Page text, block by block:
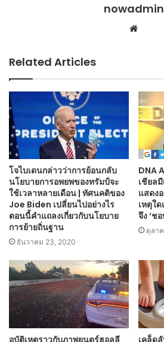
nowadmin
Related Articles
โจไบเดนกล่าวว่าการย้อนกลับ
นโยบายการอพยพของทรัมป์จะ
ใช้เวลาหลายเดือน | ทัศนคติของ
Joe Biden เปลี่ยนไปอย่างไร
ตอนนี้คำแถลงเกี่ยวกับนโยบาย
การย้ายถิ่นฐาน
ธันวาคม 23, 2020
DNA
เชียล
แสดง
เหตุใ
จึง ‘ช
ตุลา
อุบัติเหตุราวกับภาพยนตร์ฮอลลี
เคล็ด